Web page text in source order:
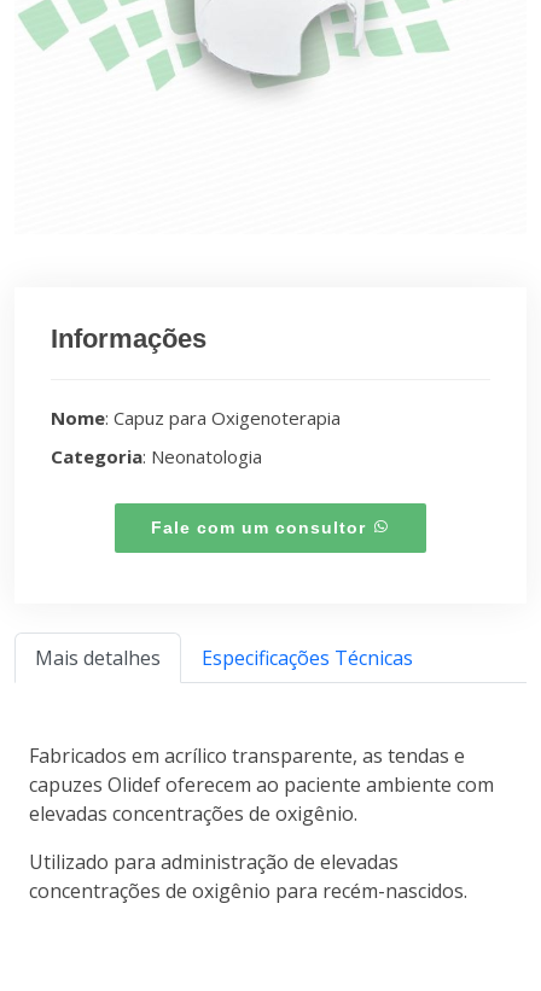
Informações
Nome: Capuz para Oxigenoterapia
Categoria: Neonatologia
Fale com um consultor
Mais detalhes Especificações Técnicas
Fabricados em acrílico transparente, as tendas e
capuzes Olidef oferecem ao paciente ambiente com
elevadas concentrações de oxigênio.
Utilizado para administração de elevadas
concentrações de oxigênio para recém-nascidos.